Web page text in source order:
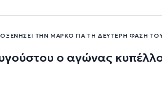
ΤΗΝ ΜΑΡΚΌ ΓΙΑ ΤΗ ΔΕΎΤΕΡΗ ΦΆΣΗ
ο αγώνας